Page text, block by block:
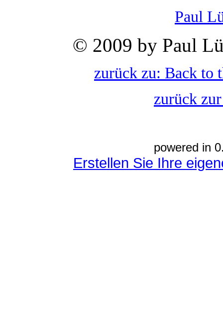
Paul
© 2009 by Paul
zurück zu: Back to
zurück
powered in
Erstellen Sie Ihre